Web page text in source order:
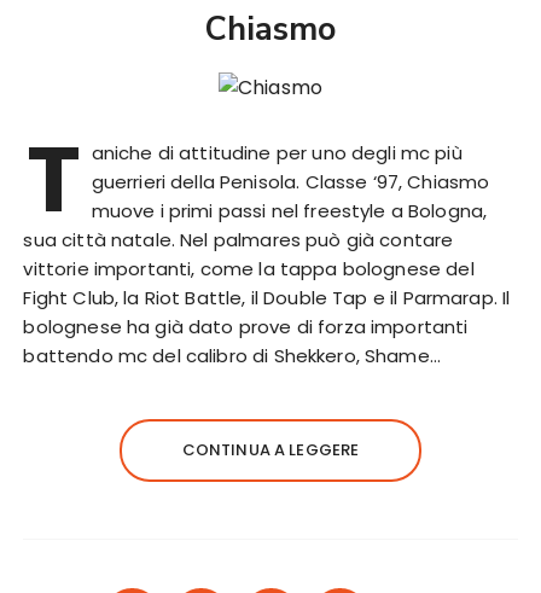
Chiasmo
T aniche di attitudine per uno degli mc più
guerrieri della Penisola. Classe ‘97, Chiasmo
muove i primi passi nel freestyle a Bologna,
sua città natale. Nel palmares può già contare
vittorie importanti, come la tappa bolognese del
Fight Club, la Riot Battle, il Double Tap e il Parmarap. Il
bolognese ha già dato prove di forza importanti
battendo mc del calibro di Shekkero, Shame…
CONTINUA A LEGGERE